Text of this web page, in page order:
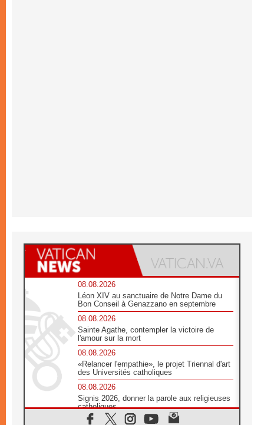
08.08.2026
Léon XIV au sanctuaire de Notre Dame du
Bon Conseil à Genazzano en septembre
08.08.2026
Sainte Agathe, contempler la victoire de
l'amour sur la mort
08.08.2026
«Relancer l'empathie», le projet Triennal d'art
des Universités catholiques
08.08.2026
Signis 2026, donner la parole aux religieuses
catholiques
08.08.2026